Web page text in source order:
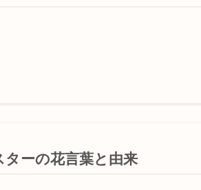
ターの花言葉と由来